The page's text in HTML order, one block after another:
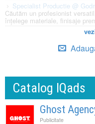
Specialist Productie @
Căutăm un profesionist
înțelege materiale, finisaje
Catalog IQads
Ghost
Publicitate